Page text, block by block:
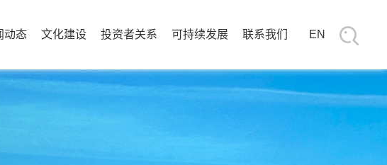
动态 文化建设 投资者关系 可持续发展 联系我们 EN